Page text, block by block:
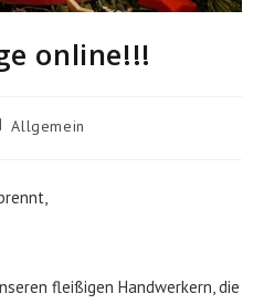
online!!!
Allgemein
fleißigen Handwerkern, die